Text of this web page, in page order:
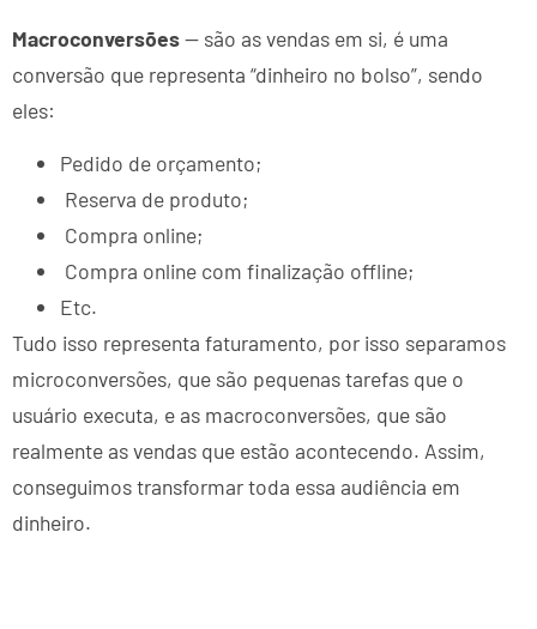
Macroconversões— são as vendas em si, é uma
conversão que representa “dinheiro no bolso”, sendo
eles:
Pedido de orçamento;
Reserva de produto;
Compra online;
Compra online com finalização offline;
Etc.
Tudo isso representa faturamento, por isso separamos
microconversões, que são pequenas tarefas que o
usuário executa, e as macroconversões, que são
realmente as vendas que estão acontecendo. Assim,
conseguimos transformar toda essa audiência em
dinheiro.